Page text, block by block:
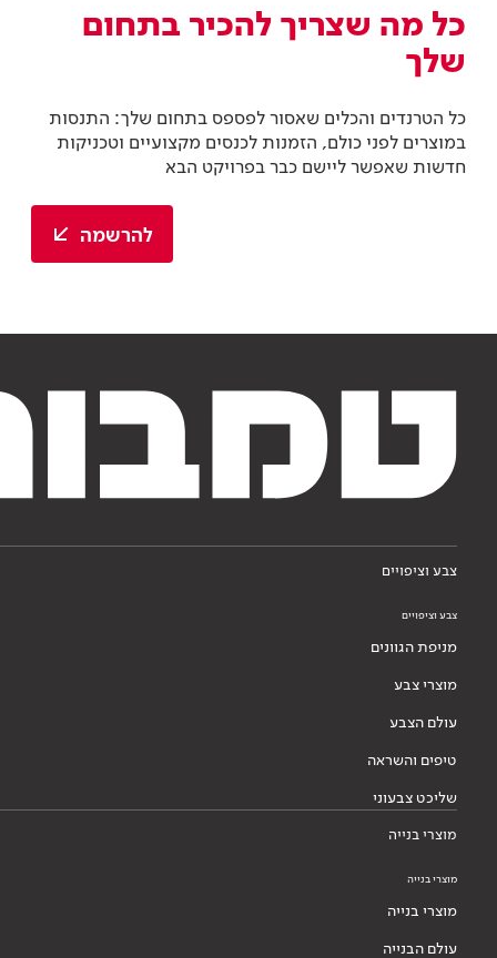
כל מה שצריך להכיר בתחום
שלך
כל הטרנדים והכלים שאסור לפספס בתחום שלך: התנסות
במוצרים לפני כולם, הזמנות לכנסים מקצועיים וטכניקות
חדשות שאפשר ליישם כבר בפרויקט הבא
להרשמה
צבע וציפויים
צבע וציפויים
מניפת הגוונים
מוצרי צבע
עולם הצבע
טיפים והשראה
שליכט צבעוני
מוצרי בנייה
מוצרי בנייה
מוצרי בנייה
עולם הבנייה